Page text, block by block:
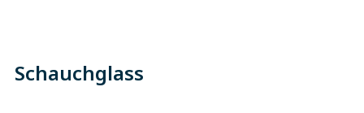
Schauchglass